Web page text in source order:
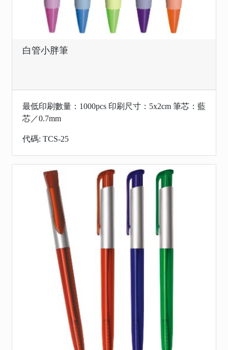
白管小胖筆
最低印刷數量：1000pcs 印刷尺寸：5x2cm 筆芯：藍
芯／0.7mm
代碼: TCS-25